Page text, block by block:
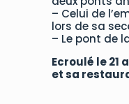
– Celui de
lors de sa
– Le pont de
Ecroulé le
et sa